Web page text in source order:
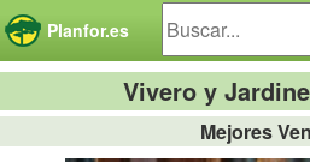
Planfor.es
Vivero y
Mejores
Panel de gestión de cookies